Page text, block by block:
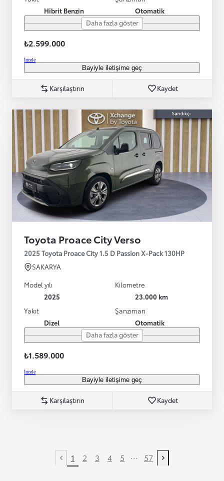
Hibrit Benzin
Otomatik
Daha fazla göster
₺2.599.000
İncele
Bayiyle iletişime geç
Karşılaştırın Kaydet
Toyota Proace City Verso
2025 Toyota Proace City 1.5 D Passion X-Pack 130HP
SAKARYA
Model yılı
2025
Kilometre
23.000 km
Yakıt
Dizel
Şanzıman
Otomatik
Daha fazla göster
₺1.589.000
İncele
Bayiyle iletişime geç
Karşılaştırın Kaydet
Previous page
1 2 3 4 5 ... 57
Next page